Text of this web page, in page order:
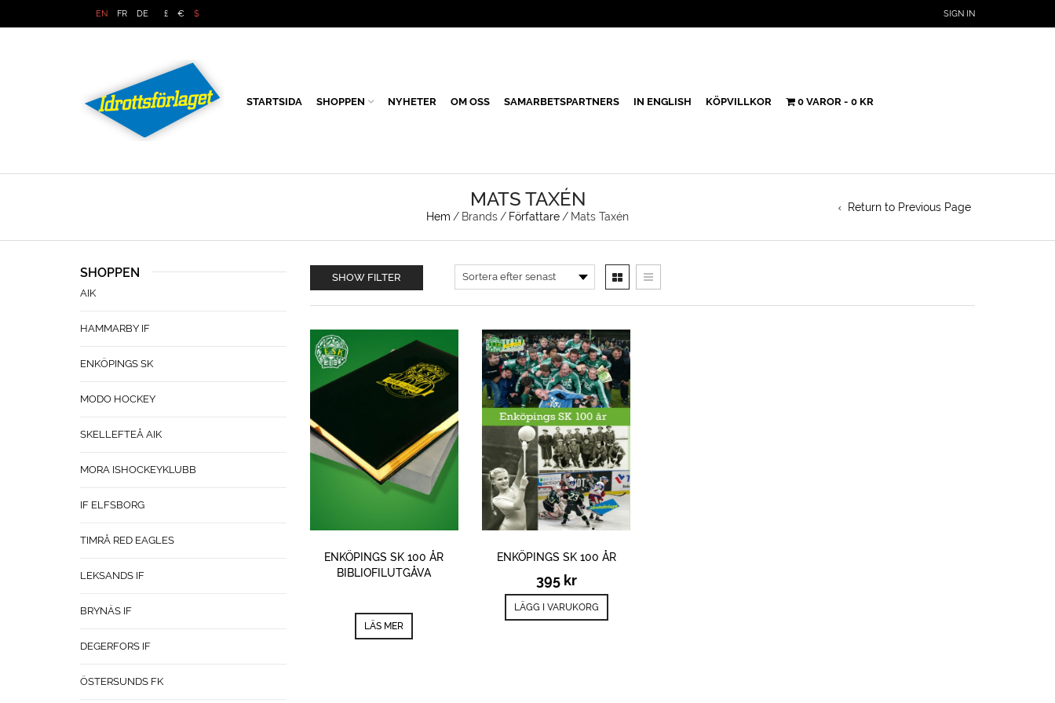
EN FR DE £ € $ SIGN IN
STARTSIDA SHOPPEN NYHETER OM OSS SAMARBETSPARTNERS IN ENGLISH KÖPVILLKOR 0 VAROR 0 KR
MATS TAXÉN
Hem / Brands / Författare / Mats Taxén
Return to Previous Page
SHOW FILTER
ENKÖPINGS SK 100 ÅR
BIBLIOFILUTGÅVA
LÄS MER
ENKÖPINGS SK 100 ÅR
395 kr
LÄGG I VARUKORG
SHOPPEN
AIK
HAMMARBY IF
ENKÖPINGS SK
MODO HOCKEY
SKELLEFTEÅ AIK
MORA ISHOCKEYKLUBB
IF ELFSBORG
TIMRÅ RED EAGLES
LEKSANDS IF
BRYNÄS IF
DEGERFORS IF
ÖSTERSUNDS FK